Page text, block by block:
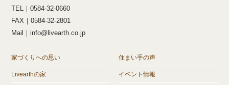
TEL｜0584-32-0660
FAX｜0584-32-2801
Mail｜info@livearth.co.jp
家づくりへの思い
Livearthの家
住まい手の声
イベント情報